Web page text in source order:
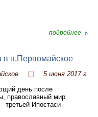
подробнее
в п.Первомайское
5 июня 2017 г.
день после
православный мир
третьей Ипостаси